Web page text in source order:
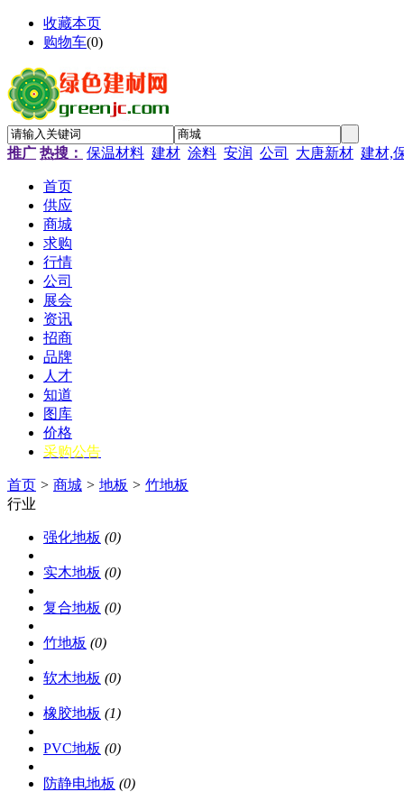
收藏本页
购物车(0)
推广 热搜： 保温材料 建材 涂料 安润 公司 大唐新材 建材,
首页
供应
商城
求购
行情
公司
展会
资讯
招商
品牌
人才
知道
图库
价格
采购公告
首页 > 商城 > 地板 > 竹地板
行业
强化地板 (0)
实木地板 (0)
复合地板 (0)
竹地板 (0)
软木地板 (0)
橡胶地板 (1)
PVC地板 (0)
防静电地板 (0)